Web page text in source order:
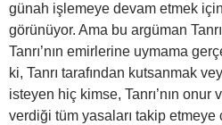
günah işlemeye devam etmek
görünüyor. Ama bu argüman
Tanrı’nın emirlerine uymama
ki, Tanrı tarafından kutsanmak
isteyen hiç kimse, Tanrı’nın onur
verdiği tüm yasaları takip etmeye